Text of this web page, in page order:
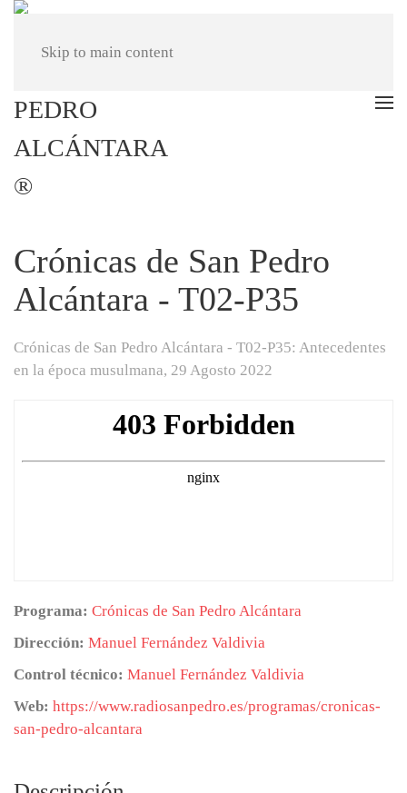
Skip to main content
Crónicas de San Pedro
Alcántara - T02-P35
Crónicas de San Pedro Alcántara - T02-P35: Antecedentes
en la época musulmana, 29 Agosto 2022
Programa: Crónicas de San Pedro Alcántara
Dirección: Manuel Fernández Valdivia
Control técnico: Manuel Fernández Valdivia
Web: https://www.radiosanpedro.es/programas/cronicas-
san-pedro-alcantara